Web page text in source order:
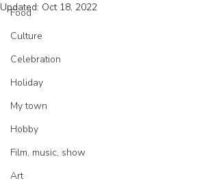
Food
Culture
Celebration
Holiday
My town
Hobby
Film, music, show
Art
Updated: Oct 18, 2022